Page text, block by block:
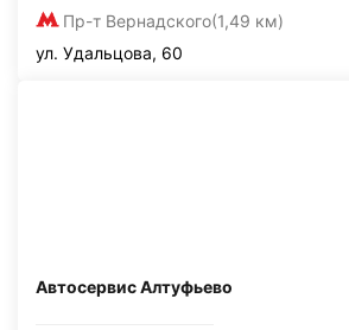
Пр-т Вернадского(1,49 км)
ул. Удальцова, 60
Автосервис Алтуфьево